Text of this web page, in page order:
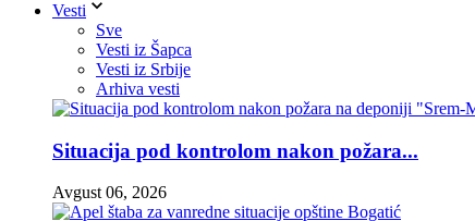
Vesti
Sve
Vesti iz Šapca
Vesti iz Srbije
Arhiva vesti
Situacija pod kontrolom nakon požara...
Avgust 06, 2026